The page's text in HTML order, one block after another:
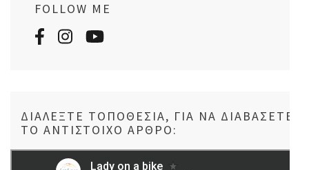
FOLLOW ME
ΔΙΑΛΈΞΤΕ ΤΟΠΟΘΕΣΊΑ, ΓΙΑ ΝΑ ΔΙΑΒΆΣΕΤΕ
ΤΟ ΑΝΤΊΣΤΟΙΧΟ ΆΡΘΡΟ: